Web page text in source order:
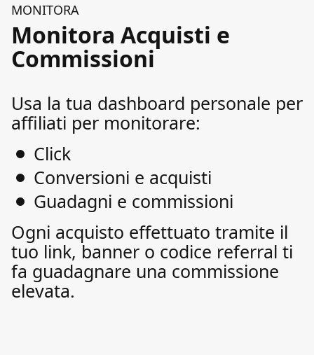
MONITORA
Monitora Acquisti e
Commissioni
Usa la tua dashboard personale per
affiliati per monitorare:
Click
Conversioni e acquisti
Guadagni e commissioni
Ogni acquisto effettuato tramite il
tuo link, banner o codice referral ti
fa guadagnare una commissione
elevata.